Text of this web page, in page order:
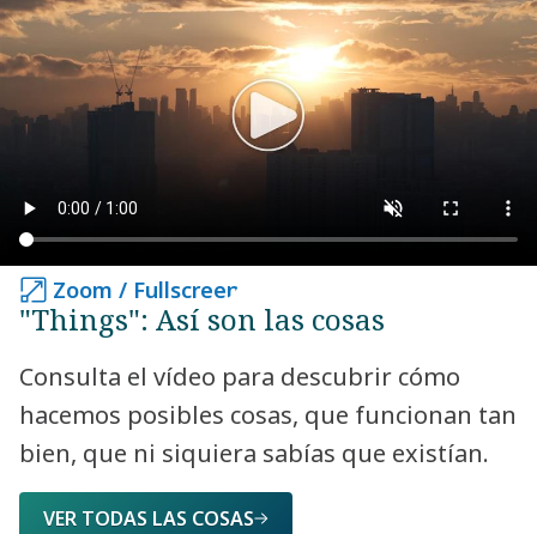
Zoom / Fullscreen
Zoom / Fullscreen
"Things": Así son las cosas
Consulta el vídeo para descubrir cómo
hacemos posibles cosas, que funcionan tan
bien, que ni siquiera sabías que existían.
VER TODAS LAS COSAS